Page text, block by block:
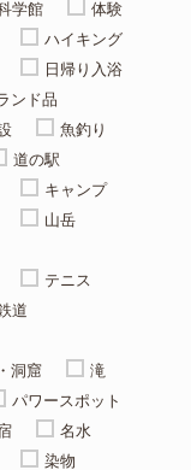
学館
体験
ハイキング
日帰り入浴
ンド品
魚釣り
道の駅
キャンプ
山岳
テニス
道
洞窟
滝
パワースポット
名水
染物